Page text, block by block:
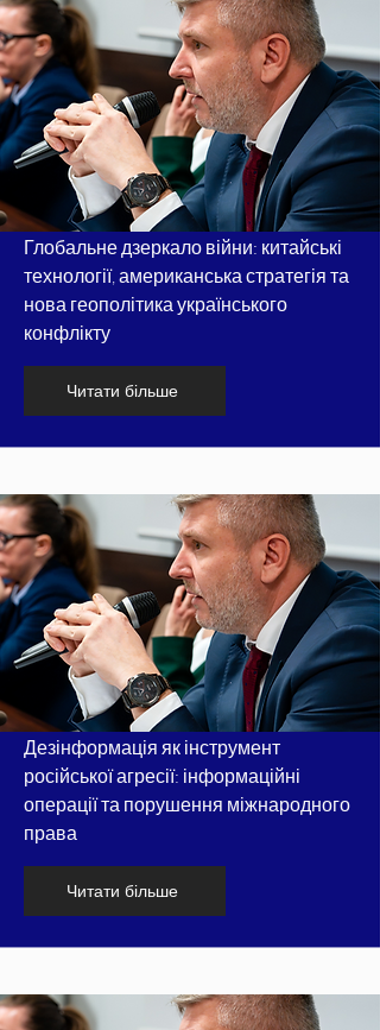
Глобальне дзеркало війни: китайські
технології, американська стратегія та
нова геополітика українського
конфлікту
Читати більше
Дезінформація як інструмент
російської агресії: інформаційні
операції та порушення міжнародного
права
Читати більше